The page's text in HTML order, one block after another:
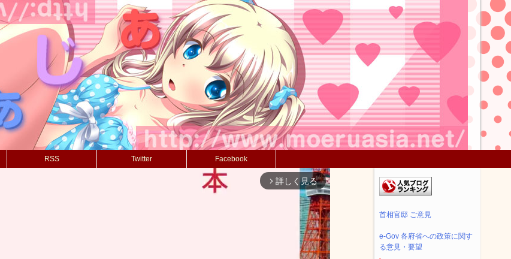
RSS Twitter Facebook
arrow_forward_ios 詳しく見る
首相官邸 ご意見
e-Gov 各府省への政策に関す
る意見・要望